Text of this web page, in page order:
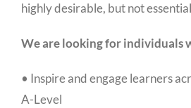
highly desirable, but not
We are looking for individuals
• Inspire and engage learners
A-Level